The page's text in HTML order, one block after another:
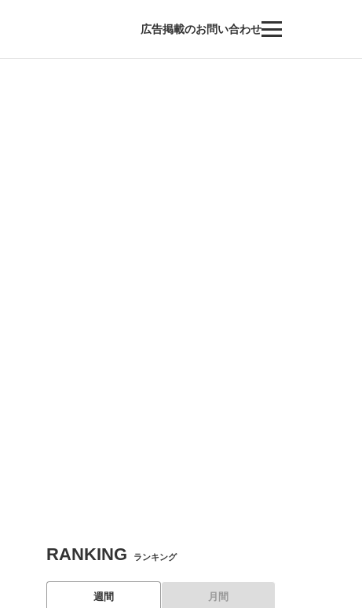
広告掲載のお問い合わせ
RANKING ランキング
週間 月間